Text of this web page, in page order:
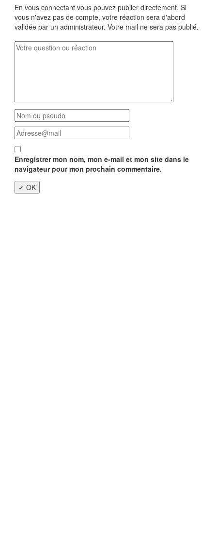
En vous connectant vous pouvez publier directement. Si
vous n'avez pas de compte, votre réaction sera d'abord
validée par un administrateur. Votre mail ne sera pas publié.
Enregistrer mon nom, mon e-mail et mon site dans le
navigateur pour mon prochain commentaire.